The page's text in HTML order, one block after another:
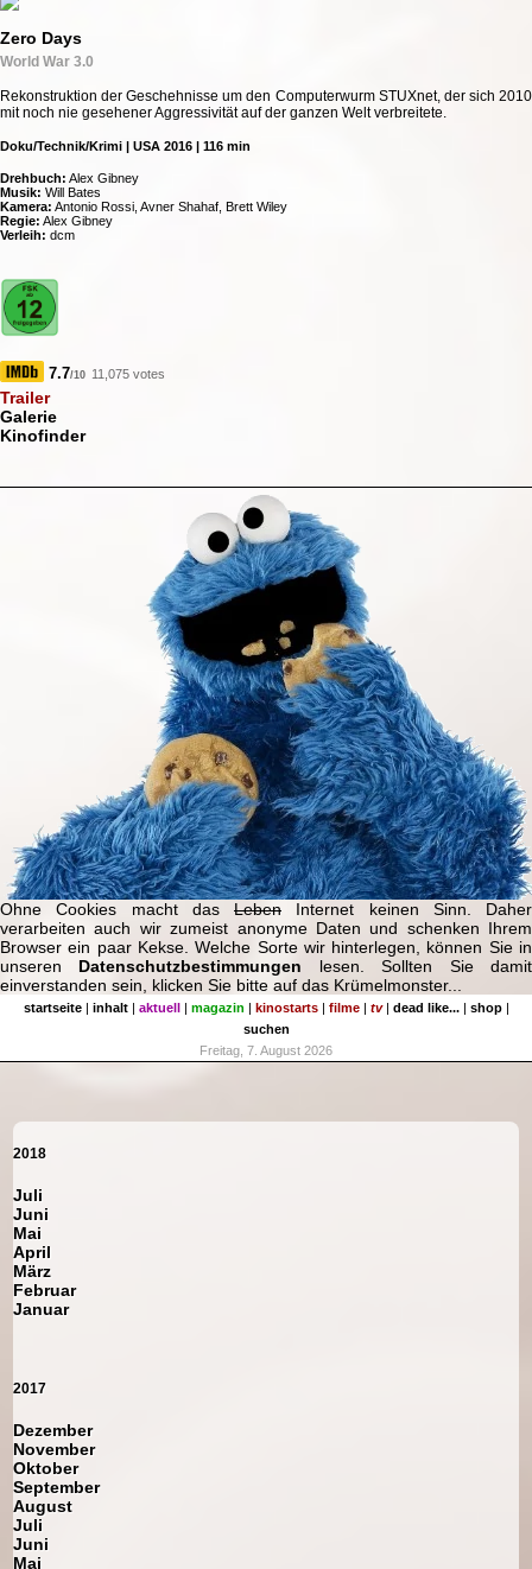
startseite| inhalt| aktuell| magazin | kinostarts| filme| tv| dead like...| shop|
suchen
Freitag, 7. August 2026
2018
Juli
Juni
Mai
April
März
Februar
Januar
2017
Dezember
November
Oktober
September
August
Juli
Juni
Mai
Zero Days
World War 3.0
Rekonstruktion der Geschehnisse um den Computerwurm STUXnet, der sich 2010
mit noch nie gesehener Aggressivität auf der ganzen Welt verbreitete.
Doku/Technik/Krimi | USA 2016 | 116 min
Drehbuch: Alex Gibney
Musik: Will Bates
Kamera: Antonio Rossi, Avner Shahaf, Brett Wiley
Regie: Alex Gibney
Verleih: dcm
7.7/10 11,075 votes
Trailer
Galerie
Kinofinder
Ohne Cookies macht das Leben Internet keinen Sinn. Daher
verarbeiten auch wir zumeist anonyme Daten und schenken Ihrem
Browser ein paar Kekse. Welche Sorte wir hinterlegen, können Sie in
unseren Datenschutzbestimmungen lesen. Sollten Sie damit
einverstanden sein, klicken Sie bitte auf das Krümelmonster...